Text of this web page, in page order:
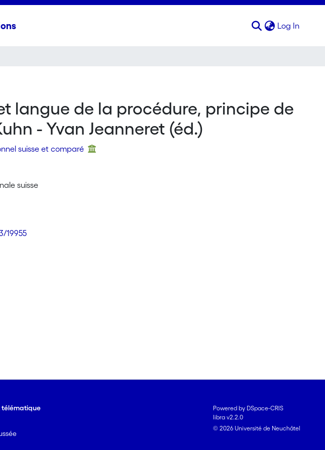
Log In
langue de la procédure, principe de
- Yvan Jeanneret (éd.)
suisse et comparé
suisse
19955
télématique
Powered by DSpace-CRIS
libra v2.2.0
© 2026 Université de Neuchâtel